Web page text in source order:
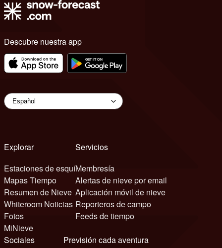
Descubre nuestra app
Explorar
Estaciones de esquí
Mapas Tiempo
Resumen de Nieve
Whiteroom Noticias
Fotos
MiNieve
Servicios
Membresía
Alertas de nieve por email
Aplicación móvil de nieve
Reporteros de campo
Feeds de tiempo
Sociales
Previsión cada aventura